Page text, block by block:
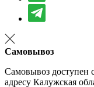
Самовывоз
Самовывоз доступен
адресу Калужская